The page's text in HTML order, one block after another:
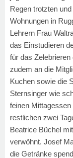
Regen trotzten
Wohnungen in
Lehrern Frau
das Einstudieren
für das
zudem an die
Kuchen sowie die
Sternsinger wie
feinen
restlichen zwei
Beatrice Büchel
verwöhnt. Josef
die Getränke